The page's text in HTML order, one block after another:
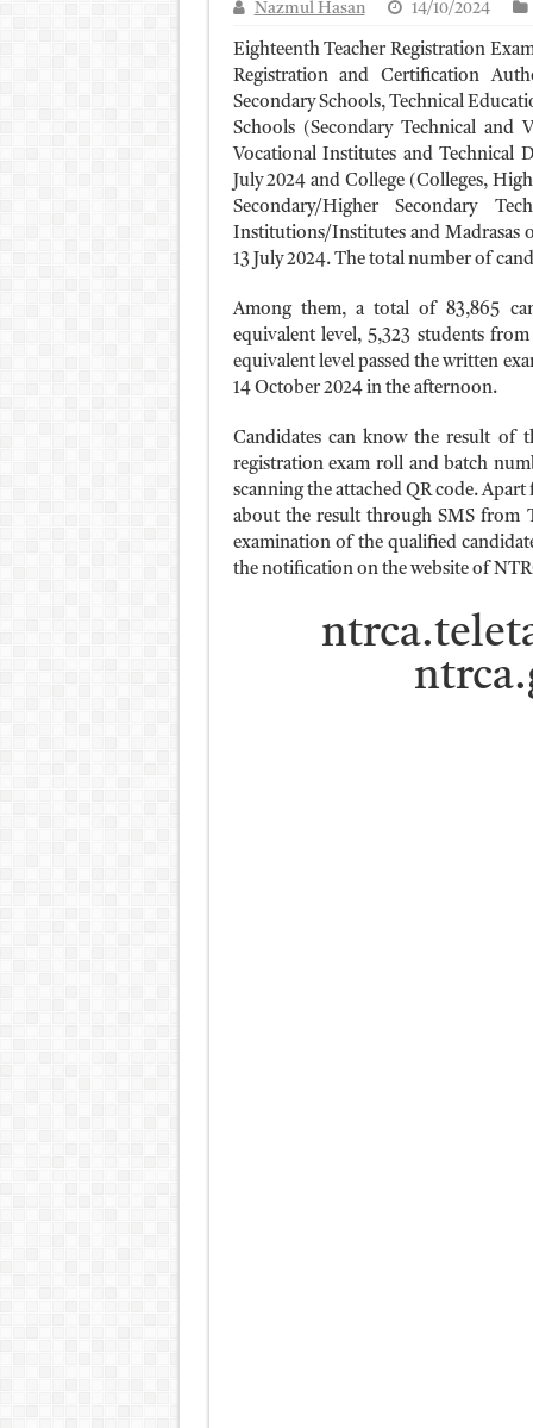
ময়মনসিংহ বোর্ড এইচএসসি
দিনাজপুর বোর্ড এইচএসসি
সিলেট বোর্ড এইচএসসি রেজাল্ট
Nazmul Hasan 14/10/2024
Eighteenth Teacher Registration
Registration and Certification
Secondary Schools, Technical
Schools (Secondary Technical and
Vocational Institutes and Technical
July 2024 and College (Colleges,
Secondary/Higher Secondary
Institutions/Institutes and Madrasas
13 July 2024. The total number of
Among them, a total of 83,865
equivalent level, 5,323 students
equivalent level passed the written
14 October 2024 in the afternoon.
Candidates can know the result of
registration exam roll and batch
scanning the attached QR code.
about the result through SMS from
examination of the qualified
the notification on the website of